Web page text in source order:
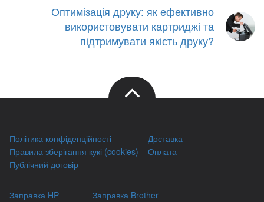
Оптимізація друку: як ефективно
використовувати картриджі та
підтримувати якість друку?
Політика конфіденційності
Правила зберігання кукі (cookies)
Публічний договір
Доставка
Оплата
Заправка HP Заправка Brother